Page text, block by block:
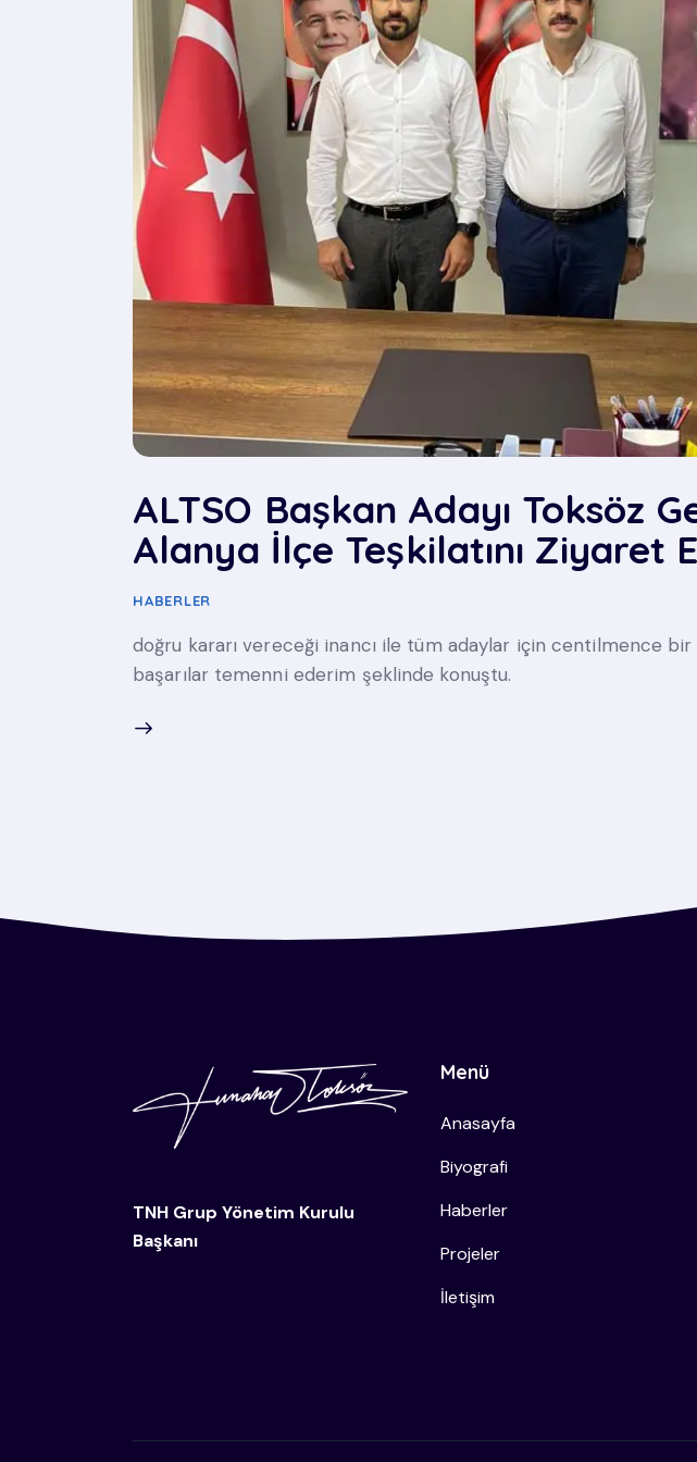
ALTSO Başkan Adayı Toksöz
Alanya İlçe Teşkilatını Ziyaret
HABERLER
doğru kararı vereceği inancı ile tüm adaylar için centilmence
başarılar temenni ederim şeklinde konuştu.
TNH Grup Yönetim Kurulu
Başkanı
Menü
Anasayfa
Biyografi
Haberler
Projeler
İletişim